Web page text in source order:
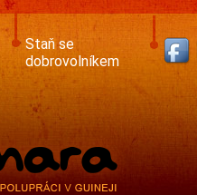
Staň se
dobrovolníkem